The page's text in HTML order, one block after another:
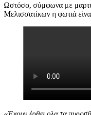
Ωστόσο, σύμφωνα με
Μελισσατίκων η φωτιά